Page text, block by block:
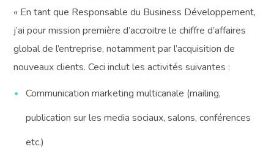
« En tant que Responsable du Business Développement,
j’ai pour mission première d’accroitre le chiffre d’affaires
global de l’entreprise, notamment par l’acquisition de
nouveaux clients. Ceci inclut les activités suivantes :
Communication marketing multicanale (mailing,
publication sur les media sociaux, salons, conférences
etc.)